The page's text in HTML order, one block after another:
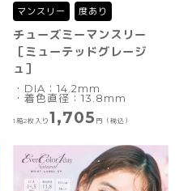
マンスリー 度あり
チューズミーマンスリー
［ミューテッドグレージ
ュ］
・DIA：14.2mm
・着色直径：13.8mm
1箱2枚入り 1,705 円（税込）